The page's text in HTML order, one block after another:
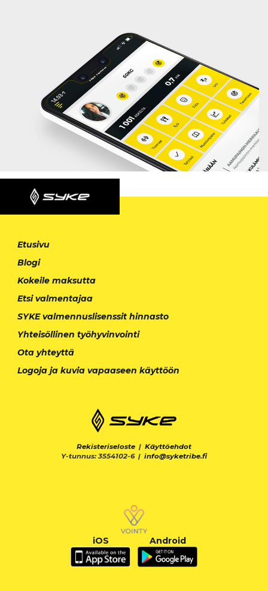
Etusivu
Blogi
Kokeile maksutta
Etsi valmentajaa
SYKE valmennuslisenssit hinnasto
Yhteisöllinen työhyvinvointi
Ota yhteyttä
Logoja ja kuvia vapaaseen käyttöön
Rekisteriseloste | Käyttöehdot
Y-tunnus: 3554102-6 | info@syketribe.fi
iOS Android